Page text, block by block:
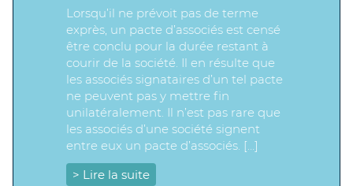
Lorsqu’il ne prévoit pas de terme
exprès, un pacte d’associés est censé
être conclu pour la durée restant à
courir de la société. Il en résulte que
les associés signataires d’un tel pacte
ne peuvent pas y mettre fin
unilatéralement. Il n’est pas rare que
les associés d’une société signent
entre eux un pacte d’associés. […]
> Lire la suite